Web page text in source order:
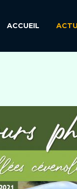
ACCUEIL